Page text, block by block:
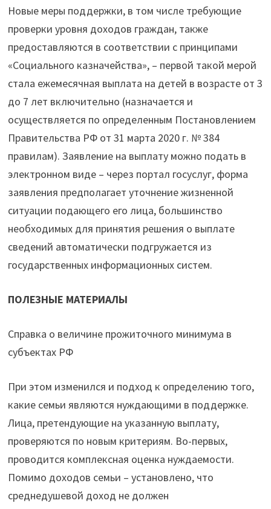
Новые меры поддержки, в том числе требующие
проверки уровня доходов граждан, также
предоставляются в соответствии с принципами
«Социального казначейства», – первой такой мерой
стала ежемесячная выплата на детей в возрасте от 3
до 7 лет включительно (назначается и
осуществляется по определенным Постановлением
Правительства РФ от 31 марта 2020 г. № 384
правилам). Заявление на выплату можно подать в
электронном виде – через портал госуслуг, форма
заявления предполагает уточнение жизненной
ситуации подающего его лица, большинство
необходимых для принятия решения о выплате
сведений автоматически подгружается из
государственных информационных систем.
ПОЛЕЗНЫЕ МАТЕРИАЛЫ
Справка о величине прожиточного минимума в
субъектах РФ
При этом изменился и подход к определению того,
какие семьи являются нуждающими в поддержке.
Лица, претендующие на указанную выплату,
проверяются по новым критериям. Во-первых,
проводится комплексная оценка нуждаемости.
Помимо доходов семьи – установлено, что
среднедушевой доход не должен